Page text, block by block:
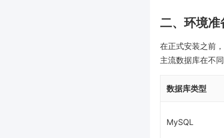
二、环境准
在正式安装之前，
主流数据库在不
数据库类型
MySQL